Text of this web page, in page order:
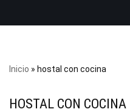
Inicio » hostal con cocina
HOSTAL CON COCINA